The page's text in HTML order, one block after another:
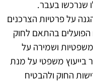
שנרכשו בעבר.
על פרטיות הצרכנים
הפועלים בהתאם לחוק
משפטיות ושמירה על
בייעוץ משפטי על מנת
החוק ולהבטיח